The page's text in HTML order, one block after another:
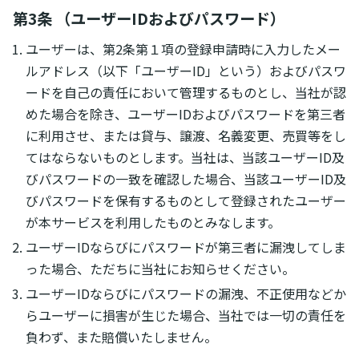
第3条 （ユーザーIDおよびパスワード）
ユーザーは、第2条第１項の登録申請時に入力したメー
ルアドレス（以下「ユーザーID」という）およびパスワ
ードを自己の責任において管理するものとし、当社が認
めた場合を除き、ユーザーIDおよびパスワードを第三者
に利用させ、または貸与、譲渡、名義変更、売買等をし
てはならないものとします。当社は、当該ユーザーID及
びパスワードの一致を確認した場合、当該ユーザーID及
びパスワードを保有するものとして登録されたユーザー
が本サービスを利用したものとみなします。
ユーザーIDならびにパスワードが第三者に漏洩してしま
った場合、ただちに当社にお知らせください。
ユーザーIDならびにパスワードの漏洩、不正使用などか
らユーザーに損害が生じた場合、当社では一切の責任を
負わず、また賠償いたしません。